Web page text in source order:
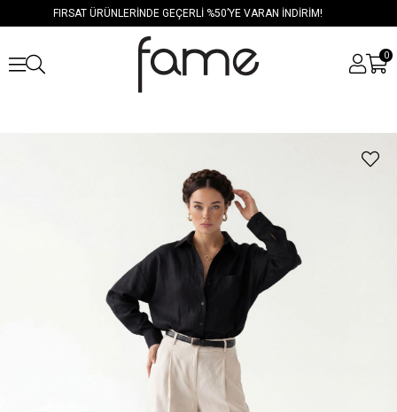
FIRSAT ÜRÜNLERİNDE GEÇERLİ %50’YE VARAN İNDİRİM!
0